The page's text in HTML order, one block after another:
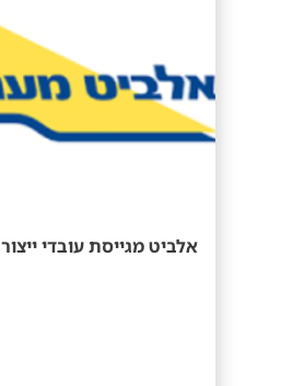
אלביט מגייסת עובדי ייצור